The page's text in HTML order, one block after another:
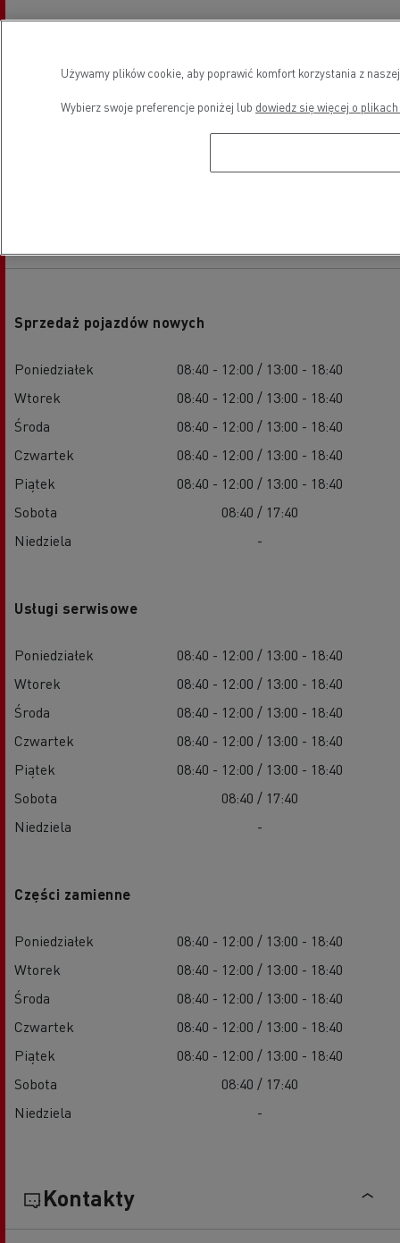
Sprzedaż pojazdów nowych
Poniedziałek
08:40 - 12:00 / 13:00 - 18:40
Wtorek
08:40 - 12:00 / 13:00 - 18:40
Środa
08:40 - 12:00 / 13:00 - 18:40
Czwartek
08:40 - 12:00 / 13:00 - 18:40
Piątek
08:40 - 12:00 / 13:00 - 18:40
Sobota
08:40 / 17:40
Niedziela
-
Usługi serwisowe
Poniedziałek
08:40 - 12:00 / 13:00 - 18:40
Wtorek
08:40 - 12:00 / 13:00 - 18:40
Środa
08:40 - 12:00 / 13:00 - 18:40
Czwartek
08:40 - 12:00 / 13:00 - 18:40
Piątek
08:40 - 12:00 / 13:00 - 18:40
Sobota
08:40 / 17:40
Niedziela
-
Części zamienne
Poniedziałek
08:40 - 12:00 / 13:00 - 18:40
Wtorek
08:40 - 12:00 / 13:00 - 18:40
Środa
08:40 - 12:00 / 13:00 - 18:40
Czwartek
08:40 - 12:00 / 13:00 - 18:40
Piątek
08:40 - 12:00 / 13:00 - 18:40
Sobota
08:40 / 17:40
Niedziela
-
Kontakty
Używamy plików cookie, aby poprawić komfort korzystania z
Wybierz swoje preferencje poniżej lub dowiedz się więcej o